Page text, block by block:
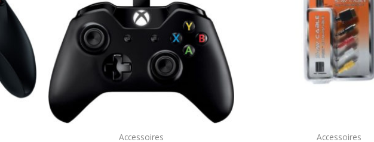
Accessoires Accessoires